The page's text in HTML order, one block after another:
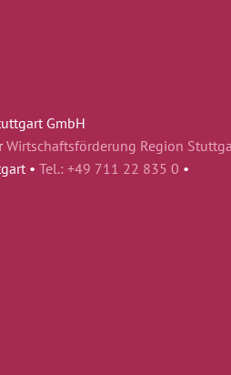
GmbH
Wirtschaftsförderung Region
• Tel.: +49 711 22 835 0 •